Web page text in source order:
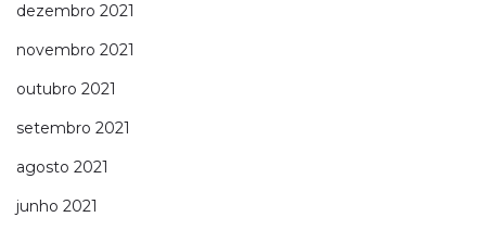
dezembro 2021
novembro 2021
outubro 2021
setembro 2021
agosto 2021
junho 2021